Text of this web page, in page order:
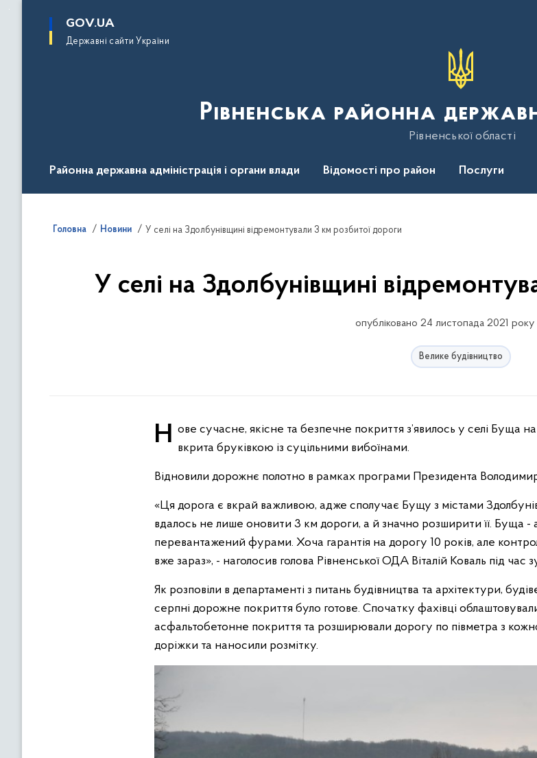
основного
GOV.UA
Державні сайти України
Рівненська районна
Рівненської області
Районна державна адміністрація і органи влади Відомості про район Послуги
Головна Новини У селі на Здолбунівщині відремонтували 3 км розбитої дороги
У селі на Здолбунівщині
опубліковано 24 листопада 2021 року
Велике будівництво
Нове сучасне, якісне та безпечне покриття з’явилось у селі Буща на Здолбунівщині. Донедавна дорога була вкрита бруківкою із суцільними вибоїнами.
Відновили дорожнє полотно в рамках програми Президента
«Ця дорога є вкрай важливою, адже сполучає Бущу з містами
вдалось не лише оновити 3 км дороги, а й значно розширити її. Буща -
перевантажений фурами. Хоча гарантія на дорогу 10 років, але
вже зараз», - наголосив голова Рівненської ОДА Віталій Коваль під час
Як розповіли в департаменті з питань будівництва та архітектури,
серпні дорожне покриття було готове. Спочатку фахівці
асфальтобетонне покриття та розширювали дорогу по півметра з
доріжки та наносили розмітку.